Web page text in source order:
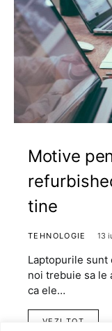
Motive
tine
TEHNOLOGIE 13
Laptopurile sunt
noi trebuie sa le
ca ele…
VEZI TOT